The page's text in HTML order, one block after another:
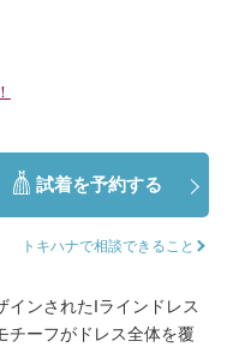
試着を予約する
トキハナで相談できること
インされたIラインドレス
チーフがドレス全体を覆